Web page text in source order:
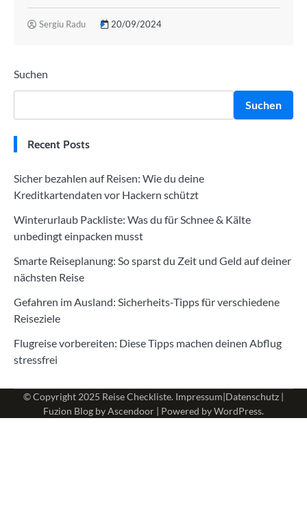
Sergiu Radu 20/09/2024
Suchen
Suchen
Recent Posts
Sicher bezahlen auf Reisen: Wie du deine
Kreditkartendaten vor Hackern schützt
Winterurlaub Packliste: Was du für Schnee & Kälte
unbedingt einpacken musst
Smarte Reiseplanung: So sparst du Zeit und Geld auf deiner
nächsten Reise
Gefahren im Ausland: Sicherheits-Tipps für verschiedene
Reiseziele
Flugreise vorbereiten: Diese Tipps machen deinen Abflug
stressfrei
© Copyright 2025 Reise Checkliste. Impressum|Datenschutz |
Fuzion Blog byAscendoor | Powered byWordPress.